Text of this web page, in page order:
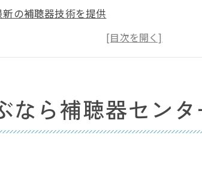
新の補聴器技術を提供
門スタッフによる丁寧なカウンセリング
宮市で信頼される実績
別ニーズに応じた最適な提案
ンター尾西のオーダーメイドサービス
なら補聴器セン